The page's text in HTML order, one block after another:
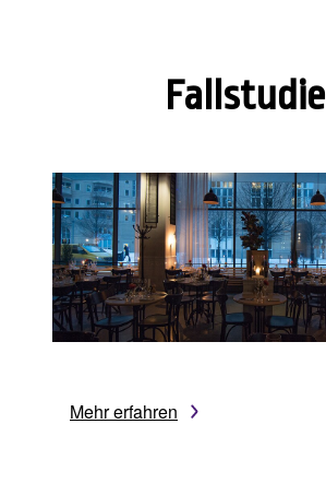
Fallstudie
Mehr erfahren